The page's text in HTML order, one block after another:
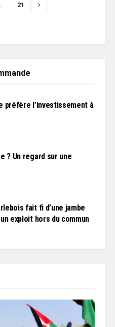
21
préfère l’investissement à
? Un regard sur une
fait fi d’une jambe
exploit hors du commun